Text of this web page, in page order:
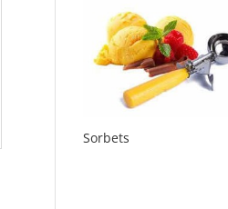
Sorbets